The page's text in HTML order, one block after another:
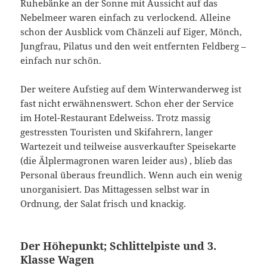
Ruhebänke an der Sonne mit Aussicht auf das
Nebelmeer waren einfach zu verlockend. Alleine
schon der Ausblick vom Chänzeli auf Eiger, Mönch,
Jungfrau, Pilatus und den weit entfernten Feldberg –
einfach nur schön.
Der weitere Aufstieg auf dem Winterwanderweg ist
fast nicht erwähnenswert. Schon eher der Service
im Hotel-Restaurant Edelweiss. Trotz massig
gestressten Touristen und Skifahrern, langer
Wartezeit und teilweise ausverkaufter Speisekarte
(die Älplermagronen waren leider aus) , blieb das
Personal überaus freundlich. Wenn auch ein wenig
unorganisiert. Das Mittagessen selbst war in
Ordnung, der Salat frisch und knackig.
Der Höhepunkt; Schlittelpiste und 3.
Klasse Wagen